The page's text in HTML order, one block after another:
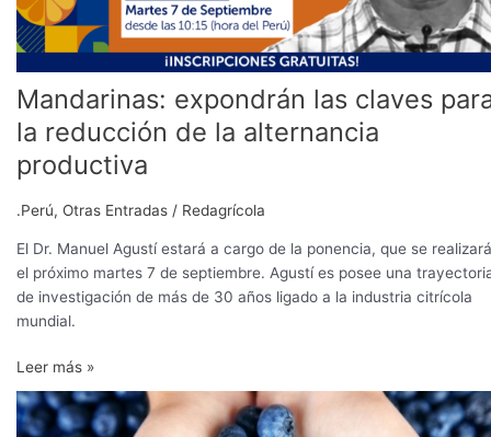
Mandarinas: expondrán las claves
la reducción de la alternancia
productiva
.Perú, Otras Entradas / Redagrícola
El Dr. Manuel Agustí estará a cargo de la ponencia, que se realizará
el próximo martes 7 de septiembre. Agustí es posee una
de investigación de más de 30 años ligado a la industria citrícola
mundial.
Leer más »
Conozca
el